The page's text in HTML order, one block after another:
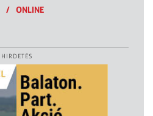
/ ONLINE
HIRDETÉS